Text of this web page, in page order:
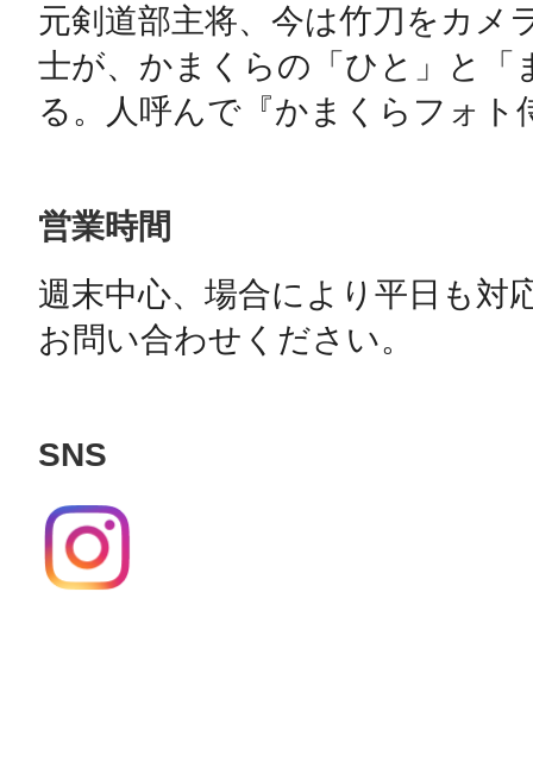
元剣道部主将、今は竹刀をカメ
士が、かまくらの「ひと」と「
る。人呼んで『かまくらフォト
営業時間
週末中心、場合により平日も対
お問い合わせください。
SNS